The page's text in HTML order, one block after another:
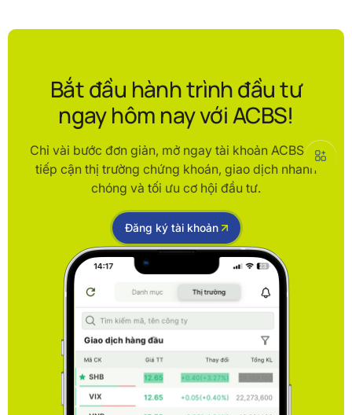
Bắt đầu hành trình đầu tư
ngay hôm nay với ACBS!
Chỉ vài bước đơn giản, mở ngay tài khoản ACBS để
tiếp cận thị trường chứng khoán, giao dịch nhanh
chóng và tối ưu cơ hội đầu tư.
Đăng ký tài khoản